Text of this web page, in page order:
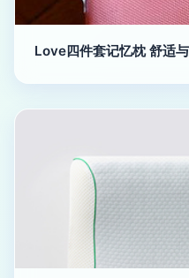
Love四件套记忆枕 舒适